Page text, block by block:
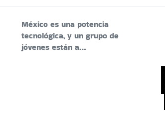
México es una potencia
tecnológica, y un grupo de
jóvenes están a…